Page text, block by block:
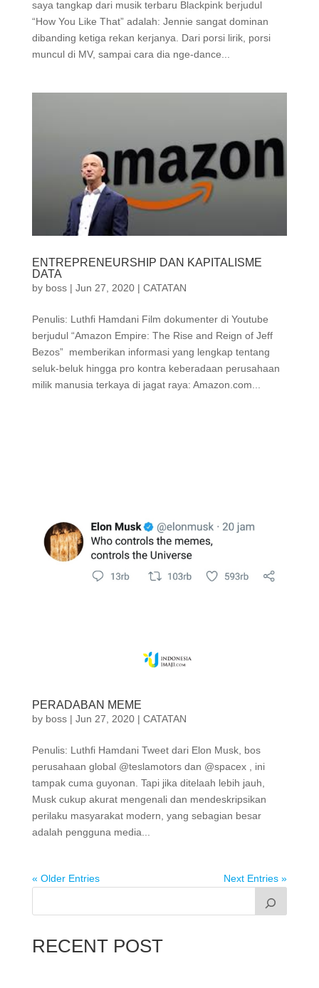
saya tangkap dari musik terbaru Blackpink berjudul
“How You Like That” adalah: Jennie sangat dominan
dibanding ketiga rekan kerjanya. Dari porsi lirik, porsi
muncul di MV, sampai cara dia nge-dance...
ENTREPRENEURSHIP DAN KAPITALISME
DATA
by boss| Jun 27, 2020| CATATAN
Penulis: Luthfi Hamdani Film dokumenter di Youtube
berjudul “Amazon Empire: The Rise and Reign of Jeff
Bezos” memberikan informasi yang lengkap tentang
seluk-beluk hingga pro kontra keberadaan perusahaan
milik manusia terkaya di jagat raya: Amazon.com...
PERADABAN MEME
by boss| Jun 27, 2020| CATATAN
Penulis: Luthfi Hamdani Tweet dari Elon Musk, bos
perusahaan global @teslamotors dan @spacex , ini
tampak cuma guyonan. Tapi jika ditelaah lebih jauh,
Musk cukup akurat mengenali dan mendeskripsikan
perilaku masyarakat modern, yang sebagian besar
adalah pengguna media...
« Older Entries Next Entries »
RECENT POST